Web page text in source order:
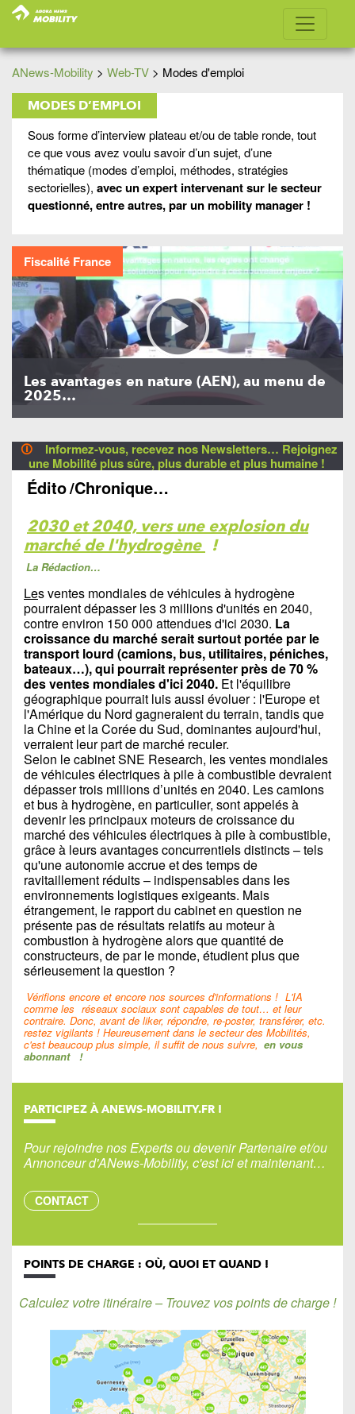
ANews-Mobility > Web-TV > Modes d'emploi
MODES D’EMPLOI
Sous forme d’interview plateau et/ou de table ronde, tout
ce que vous avez voulu savoir d’un sujet, d’une
thématique (modes d’emploi, méthodes, stratégies
sectorielles), avec un expert intervenant sur le secteur
questionné, entre autres, par un mobility manager !
Fiscalité France
Les avantages en nature (AEN), au menu de
2025…
🛈
Informez-vous, recevez nos Newsletters… Rejoignez
une Mobilité plus sûre, plus durable et plus humaine !
Édito/Chronique…
2030 et 2040, vers une explosion du
marché de l'hydrogène !
La Rédaction…
Les ventes mondiales de véhicules à hydrogène
pourraient dépasser les 3 millions d'unités en 2040,
contre environ 150 000 attendues d'ici 2030. La
croissance du marché serait surtout portée par le
transport lourd (camions, bus, utilitaires, péniches,
bateaux…), qui pourrait représenter près de 70 %
des ventes mondiales d'ici 2040. Et l'équilibre
géographique pourrait luis aussi évoluer : l'Europe et
l'Amérique du Nord gagneraient du terrain, tandis que
la Chine et la Corée du Sud, dominantes aujourd'hui,
verraient leur part de marché reculer.
Selon le cabinet SNE Research, les ventes mondiales
de véhicules électriques à pile à combustible devraient
dépasser trois millions d’unités en 2040. Les camions
et bus à hydrogène, en particulier, sont appelés à
devenir les principaux moteurs de croissance du
marché des véhicules électriques à pile à combustible,
grâce à leurs avantages concurrentiels distincts – tels
qu'une autonomie accrue et des temps de
ravitaillement réduits – indispensables dans les
environnements logistiques exigeants. Mais
étrangement, le rapport du cabinet en question ne
présente pas de résultats relatifs au moteur à
combustion à hydrogène alors que quantité de
constructeurs, de par le monde, étudient plus que
sérieusement la question ?
Vérifions encore et encore nos sources d'informations ! L'IA
comme les réseaux sociaux sont capables de tout… et leur
contraire. Donc, avant de liker, répondre, re-poster, transférer, etc.
restez vigilants ! Heureusement dans le secteur des Mobilités,
c'est beaucoup plus simple, il suffit de nous suivre, en vous
abonnant !
PARTICIPEZ À ANEWS-MOBILITY.FR !
Pour rejoindre nos Experts ou devenir Partenaire et/ou
Annonceur d'ANews-Mobility, c'est ici et maintenant…
CONTACT
POINTS DE CHARGE : OÙ, QUOI ET QUAND !
Calculez votre itinéraire – Trouvez vos points de charge !